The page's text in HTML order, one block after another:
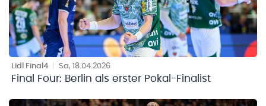
Lidl Final4 Sa, 18.04.2026
Final Four: Berlin als erster Pokal-Finalist